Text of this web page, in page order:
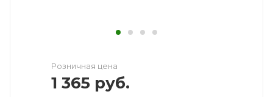
Розничная цена
1 365 руб.